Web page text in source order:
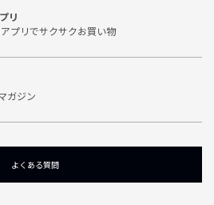
リ
プリでサクサクお買い物
ガジン
よくある質問